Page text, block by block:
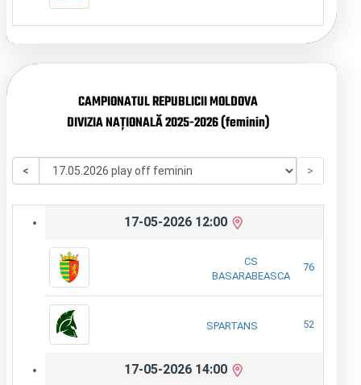
CAMPIONATUL REPUBLICII MOLDOVA
DIVIZIA NAȚIONALĂ 2025-2026 (feminin)
< >
17-05-2026 12:00
CS
BASARABEASCA
76
SPARTANS 52
17-05-2026 14:00